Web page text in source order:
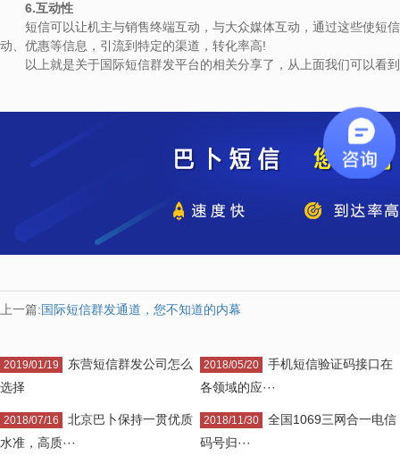
6.互动性
短信可以让机主与销售终端互动，与大众媒体互动，通过这些使短
动、优惠等信息，引流到特定的渠道，转化率高!
以上就是关于国际短信群发平台的相关分享了，从上面我们可以看
上一篇:国际短信群发通道，您不知道的内幕
2019/01/19
东营短信群发公司怎么
选择
2018/07/16
北京巴卜保持一贯优质
水准，高质···
2018/05/20
手机短信验证码接口在
各领域的应···
2018/11/30
全国1069三网合一电信
码号归···